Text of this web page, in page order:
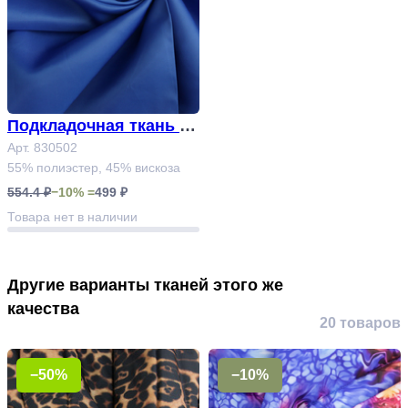
Подкладочная ткань А
рт. 830502
Арт. 830502
55% полиэстер, 45% вискоза
554.4 ₽−10% =499 ₽
Товара нет в наличии
Другие варианты тканей этого же
качества
20 товаров
−50% −10%